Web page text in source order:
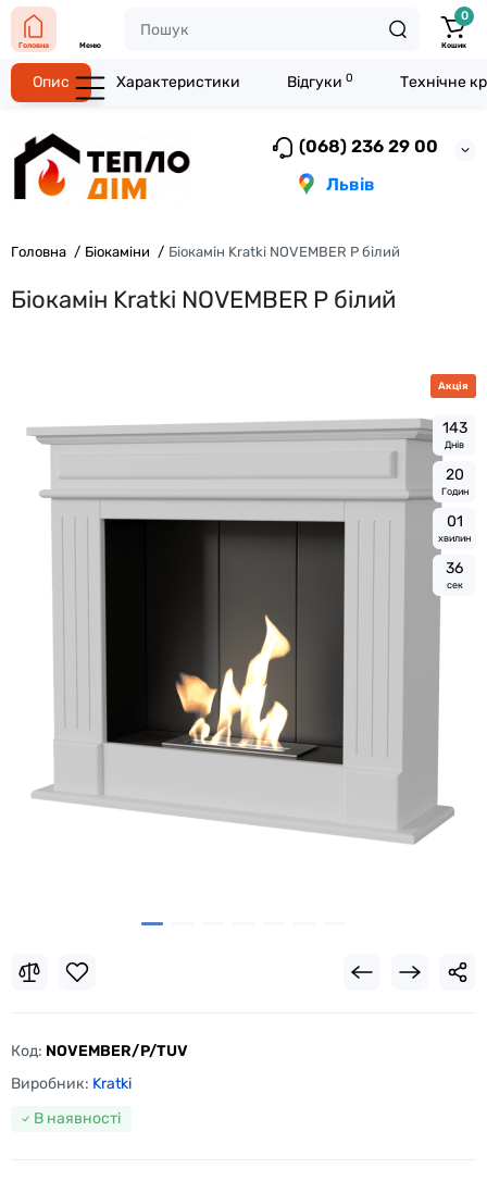
(068) 236 29 00
Львів
Головна Меню
0
Кошик
Головна Біокаміни Біокамін Kratki NOVEMBER P білий
Біокамін Kratki NOVEMBER P білий
Акція
143
Днів
20
Годин
01
хвилин
35
сек
Код: NOVEMBER/P/TUV
Виробник: Kratki
В наявності
Опис Характеристики Відгуки 0 Технічне